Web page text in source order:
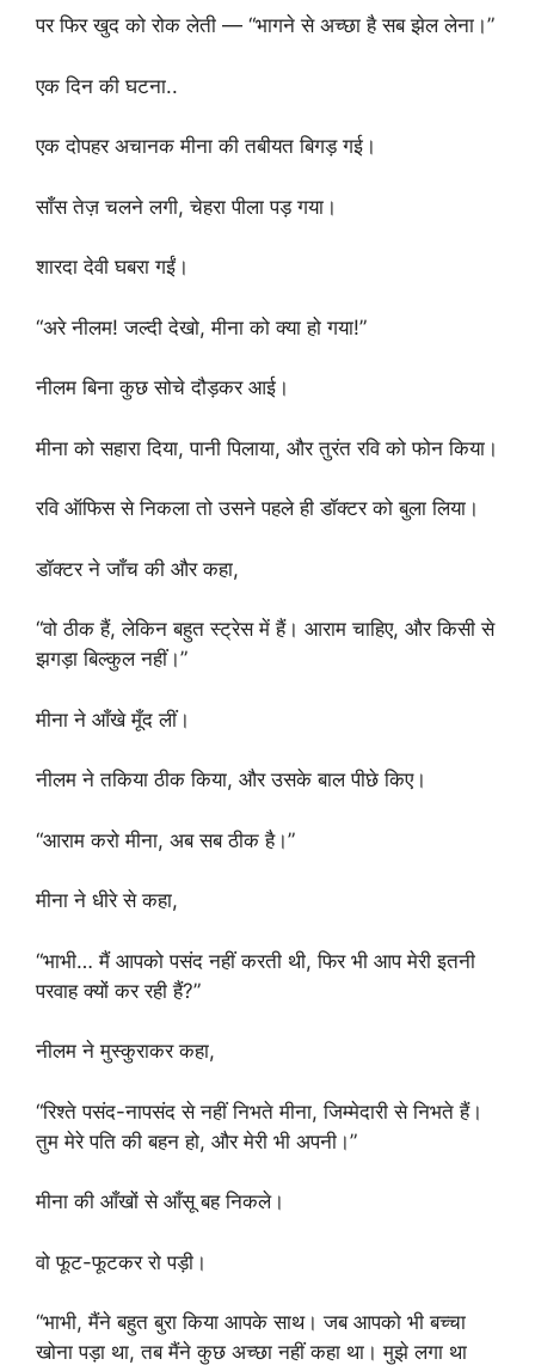
पर फिर खुद को रोक लेती — “भागने से अच्छा है सब झेल लेना।”
एक दिन की घटना..
एक दोपहर अचानक मीना की तबीयत बिगड़ गई।
साँस तेज़ चलने लगी, चेहरा पीला पड़ गया।
शारदा देवी घबरा गईं।
“अरे नीलम! जल्दी देखो, मीना को क्या हो गया!”
नीलम बिना कुछ सोचे दौड़कर आई।
मीना को सहारा दिया, पानी पिलाया, और तुरंत रवि को फोन किया।
रवि ऑफिस से निकला तो उसने पहले ही डॉक्टर को बुला लिया।
डॉक्टर ने जाँच की और कहा,
“वो ठीक हैं, लेकिन बहुत स्ट्रेस में हैं। आराम चाहिए, और किसी से
झगड़ा बिल्कुल नहीं।”
मीना ने आँखे मूँद लीं।
नीलम ने तकिया ठीक किया, और उसके बाल पीछे किए।
“आराम करो मीना, अब सब ठीक है।”
मीना ने धीरे से कहा,
“भाभी… मैं आपको पसंद नहीं करती थी, फिर भी आप मेरी इतनी
परवाह क्यों कर रही हैं?”
नीलम ने मुस्कुराकर कहा,
“रिश्ते पसंद-नापसंद से नहीं निभते मीना, जिम्मेदारी से निभते हैं।
तुम मेरे पति की बहन हो, और मेरी भी अपनी।”
मीना की आँखों से आँसू बह निकले।
वो फूट-फूटकर रो पड़ी।
“भाभी, मैंने बहुत बुरा किया आपके साथ। जब आपको भी बच्चा
खोना पड़ा था, तब मैंने कुछ अच्छा नहीं कहा था। मुझे लगा था